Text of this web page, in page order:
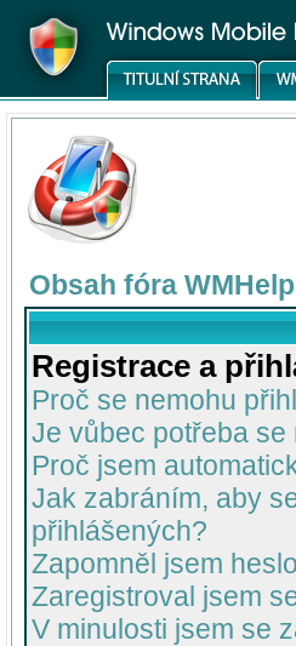
Obsah fóra
Registrace a
Proč se nemohu
Je vůbec potřeba se
Proč jsem
Jak zabráním, aby
přihlášených?
Zapomněl jsem
Zaregistroval jsem
V minulosti jsem se